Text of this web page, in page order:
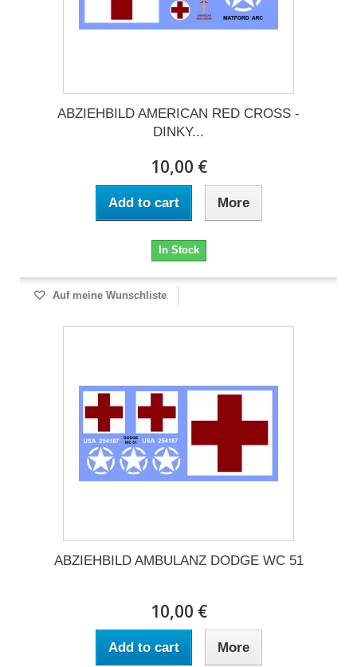
ABZIEHBILD AMERICAN RED CROSS -
DINKY...
10,00 €
Add to cart More
In Stock
Auf meine Wunschliste
ABZIEHBILD AMBULANZ DODGE WC 51
10,00 €
Add to cart More